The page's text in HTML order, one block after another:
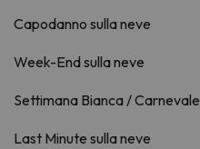
Capodanno sulla neve
Week-End sulla neve
Settimana Bianca / Carnevale
Last Minute sulla neve